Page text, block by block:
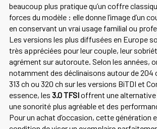
beaucoup plus pratique qu’un coffre
forces du modèle : elle donne l’image d’un
en conservant un vrai usage familial ou
Les versions les plus diffusées en Europe
très appréciées pour leur couple, leur
agrément sur autoroute. Selon les années,
notamment des déclinaisons autour de 204
313 ch ou 320 ch sur les versions BiTDI et
essence, les 3.0 TFSIoffrent une alternative
une sonorité plus agréable et des
Pour un achat d’occasion, cette génération